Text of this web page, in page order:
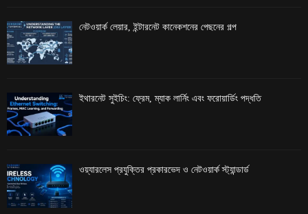
নেটওয়ার্ক লেয়ার, ইন্টারনেট কানেকশনের পেছনের গল্প
ইথারনেট সুইচিং: ফ্রেম, ম্যাক লার্নিং এবং ফরোয়ার্ডিং পদ্ধতি
ওয়্যারলেস প্রযুক্তির প্রকারভেদ ও নেটওয়ার্ক স্ট্যান্ডার্ড